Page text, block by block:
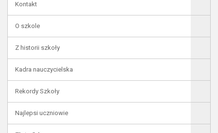
Kontakt
O szkole
Z historii szkoły
Kadra nauczycielska
Rekordy Szkoły
Najlepsi uczniowie